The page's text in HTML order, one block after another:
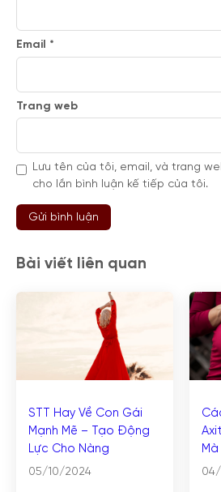
Email *
Trang web
Lưu tên của tôi, email, và trang
cho lần bình luận kế tiếp của tôi.
Bài viết liên quan
STT Hay Về Con Gái
Mạnh Mẽ – Tạo Động
Lực Cho Nàng
05/10/2024